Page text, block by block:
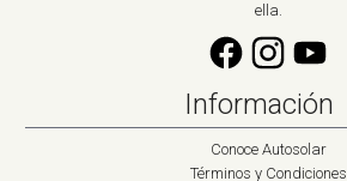
ella.
Información
Conoce Autosolar
Términos y Condiciones